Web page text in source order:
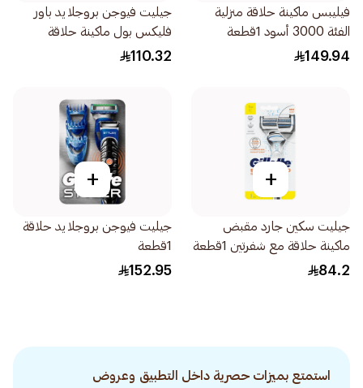
فيليبس ماكينة حلاقة منزلية
الفئة 3000 أسود 1قطعة
149.94
جيليت فيوجن بروجلايد باور
فليكس بول ماكينة حلاقة
للرجال 1قطعة
110.32
+
جيليت سكين جارد مقبض
ماكينة حلاقة مع شفرتين 1قطعة
84.2
+
جيليت فيوجن بروجلايد حلاقة
1قطعة
152.95
استمتع بميزات حصرية داخل التطبيق وعروض